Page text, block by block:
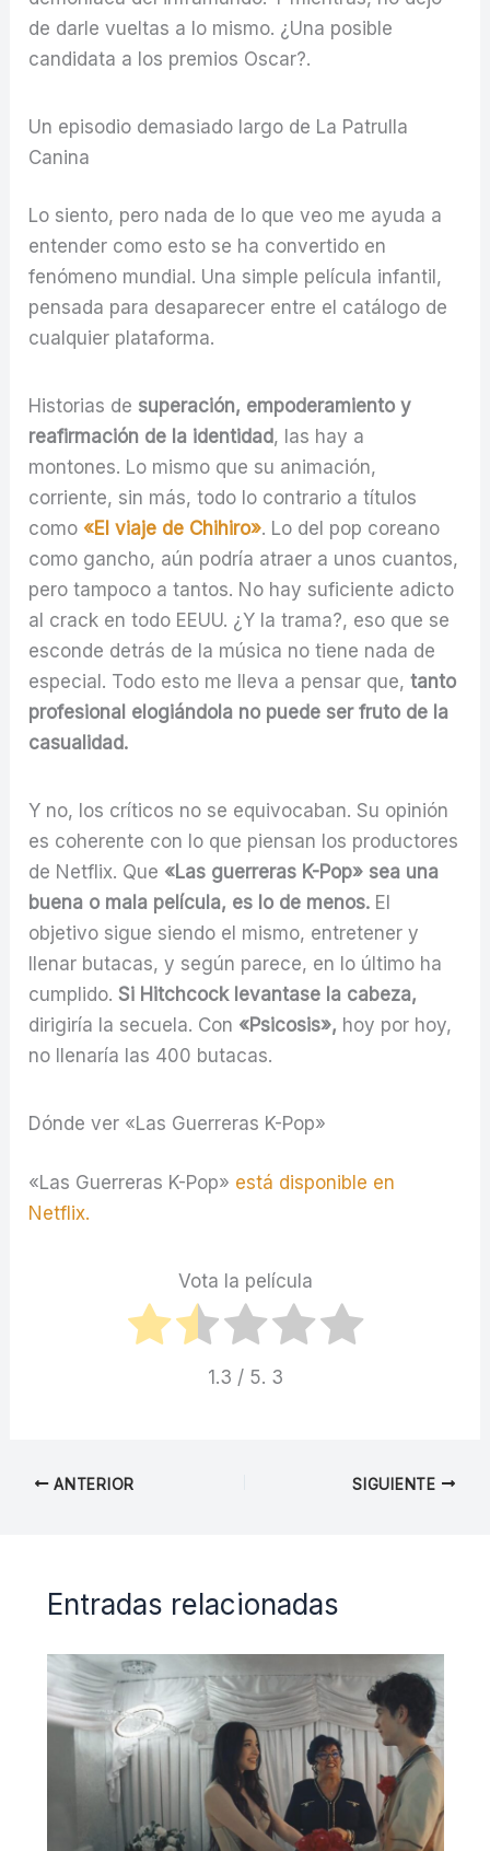
de darle vueltas a lo mismo. ¿Una posible
candidata a los premios Oscar?.
Un episodio demasiado largo de La Patrulla
Canina
Lo siento, pero nada de lo que veo me ayuda a
entender como esto se ha convertido en
fenómeno mundial. Una simple película infantil,
pensada para desaparecer entre el catálogo de
cualquier plataforma.
Historias de superación, empoderamiento y
reafirmación de la identidad, las hay a
montones. Lo mismo que su animación,
corriente, sin más, todo lo contrario a títulos
como «El viaje de Chihiro». Lo del pop coreano
como gancho, aún podría atraer a unos cuantos,
pero tampoco a tantos. No hay suficiente adicto
al crack en todo EEUU. ¿Y la trama?, eso que se
esconde detrás de la música no tiene nada de
especial. Todo esto me lleva a pensar que,tanto
profesional elogiándola no puede ser fruto de la
casualidad.
Y no, los críticos no se equivocaban. Su opinión
es coherente con lo que piensan los productores
de Netflix. Que «Las guerreras K-Pop» sea una
buena o mala película, es lo de menos. El
objetivo sigue siendo el mismo, entretener y
llenar butacas, y según parece, en lo último ha
cumplido.Si Hitchcock levantase la cabeza,
dirigiría la secuela. Con «Psicosis», hoy por hoy,
no llenaría las 400 butacas.
Dónde ver «Las Guerreras K-Pop»
«Las Guerreras K-Pop» está disponible en
Netflix.
Vota la película
1.3 / 5. 3
ANTERIOR SIGUIENTE
Entradas relacionadas